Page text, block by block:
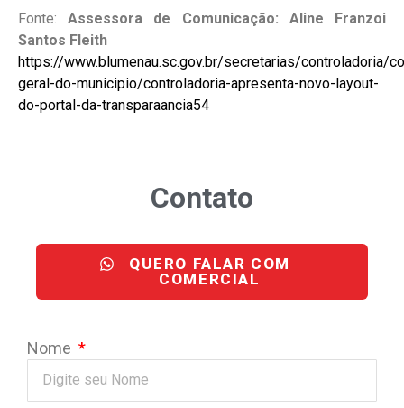
Fonte:Assessora de Comunicação: Aline Franzoi
Santos Fleith
https://www.blumenau.sc.gov.br/secretarias/controladoria/
geral-do-municipio/controladoria-apresenta-novo-layout-
do-portal-da-transparaancia54
Contato
QUERO FALAR COM
COMERCIAL
Nome